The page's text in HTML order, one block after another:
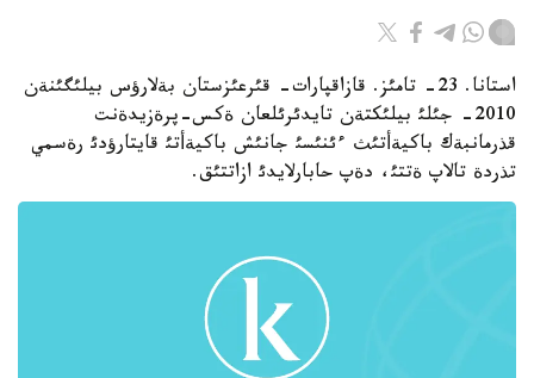
استانا. 23- تامئز. قازاقپارات- قئرعئزستان بةلارؤس بيلئگئنةن
2010- جئلئ بيلئكتةن تايدئرئلعان ةكس-پرةزيدةنت
قذرمانبةك باكيةأتئث ءئنئسئ جانئش باكيةأتئ قايتارؤدئ رةسمي
تذردة تالاپ ةتتئ، دةپ حابارلايدئ ازاتتئق.